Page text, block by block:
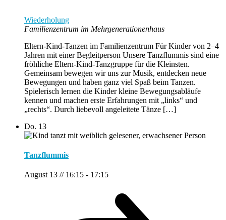
Wiederholung
Familienzentrum im Mehrgenerationenhaus
Eltern-Kind-Tanzen im Familienzentrum Für Kinder von 2–4
Jahren mit einer Begleitperson Unsere Tanzflummis sind eine
fröhliche Eltern-Kind-Tanzgruppe für die Kleinsten.
Gemeinsam bewegen wir uns zur Musik, entdecken neue
Bewegungen und haben ganz viel Spaß beim Tanzen.
Spielerisch lernen die Kinder kleine Bewegungsabläufe
kennen und machen erste Erfahrungen mit „links“ und
„rechts“. Durch liebevoll angeleitete Tänze […]
Do. 13
Tanzflummis
August 13 // 16:15 - 17:15